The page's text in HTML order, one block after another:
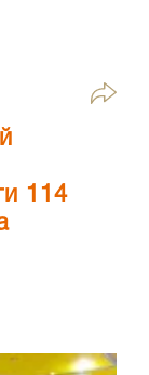
114